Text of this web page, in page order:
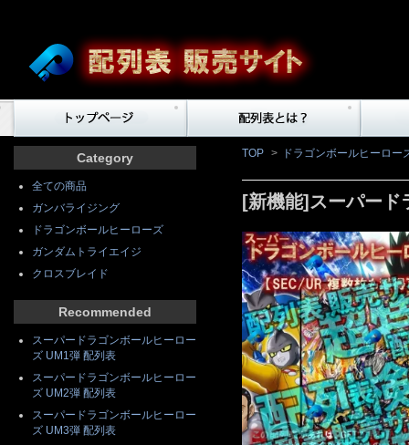
TOP > ドラゴンボールヒーロー
[新機能]スーパード
Category
全ての商品
ガンバライジング
ドラゴンボールヒーローズ
ガンダムトライエイジ
クロスブレイド
Recommended
スーパードラゴンボールヒーロー
ズ UM1弾 配列表
スーパードラゴンボールヒーロー
ズ UM2弾 配列表
スーパードラゴンボールヒーロー
ズ UM3弾 配列表